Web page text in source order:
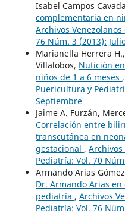
Isabel Campos
complementaria en
Archivos
76 Núm. 3 (2013):
Marianella Herrera
Villalobos, Nutición
niños de 1 a 6 meses ,
Puericultura y
Septiembre
Jaime A. Furzán,
Correlación entre
transcutánea en
gestacional ,
Pediatría: Vol. 70
Armando Arias
Dr. Armando Arias
pediatría , Archivos
Pediatría: Vol. 76